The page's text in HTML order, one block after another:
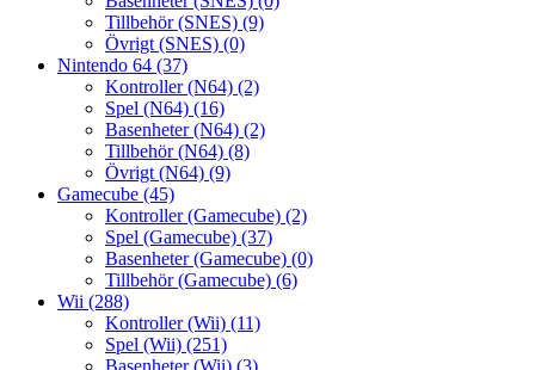
Tillbehör (SNES) (9)
Övrigt (SNES) (0)
Nintendo 64 (37)
Kontroller (N64) (2)
Spel (N64) (16)
Basenheter (N64) (2)
Tillbehör (N64) (8)
Övrigt (N64) (9)
Gamecube (45)
Kontroller (Gamecube) (2)
Spel (Gamecube) (37)
Basenheter (Gamecube) (0)
Tillbehör (Gamecube) (6)
Wii (288)
Kontroller (Wii) (11)
Spel (Wii) (251)